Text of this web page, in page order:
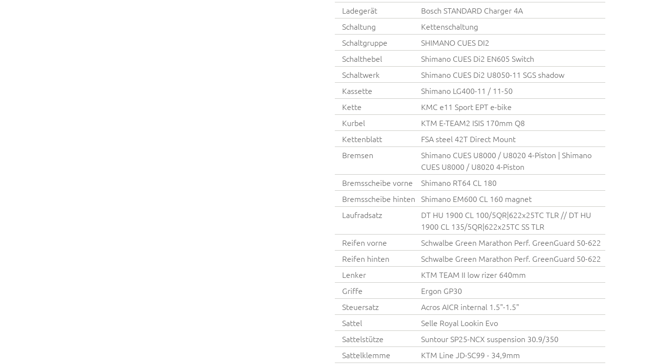
Ladegerät
Bosch STANDARD Charger 4A
Schaltung
Kettenschaltung
Schaltgruppe
SHIMANO CUES DI2
Schalthebel
Shimano CUES Di2 EN605 Switch
Schaltwerk
Shimano CUES Di2 U8050-11 SGS shadow
Kassette
Shimano LG400-11 / 11-50
Kette
KMC e11 Sport EPT e-bike
Kurbel
KTM E-TEAM2 ISIS 170mm Q8
Kettenblatt
FSA steel 42T Direct Mount
Bremsen
Shimano CUES U8000 / U8020 4-Piston | Shimano
CUES U8000 / U8020 4-Piston
Bremsscheibe vorne
Shimano RT64 CL 180
Bremsscheibe hinten Shimano EM600 CL 160 magnet
Laufradsatz
DT HU 1900 CL 100/5QR|622x25TC TLR // DT HU
1900 CL 135/5QR|622x25TC SS TLR
Reifen vorne
Schwalbe Green Marathon Perf. GreenGuard 50-622
Reifen hinten
Schwalbe Green Marathon Perf. GreenGuard 50-622
Lenker
KTM TEAM II low rizer 640mm
Griffe
Ergon GP30
Steuersatz
Acros AICR internal 1.5"-1.5"
Sattel
Selle Royal Lookin Evo
Sattelstütze
Suntour SP25-NCX suspension 30.9/350
Sattelklemme
KTM Line JD-SC99 - 34,9mm